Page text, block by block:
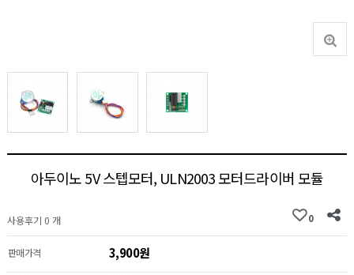
아두이노 5V 스텝모터, ULN2003 모터드라이버 모듈
사용후기 0 개 0
판매가격 3,900원